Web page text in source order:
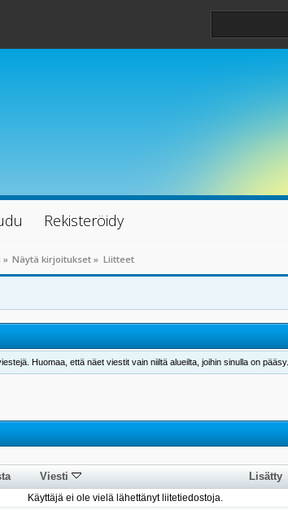
Rekisteröidy
» Näytä kirjoitukset » Liitteet
Huomaa, että näet viestit vain niiltä alueilta, joihin sinulla on pääsy.
Viesti Lisätty
Käyttäjä ei ole vielä lähettänyt liitetiedostoja.